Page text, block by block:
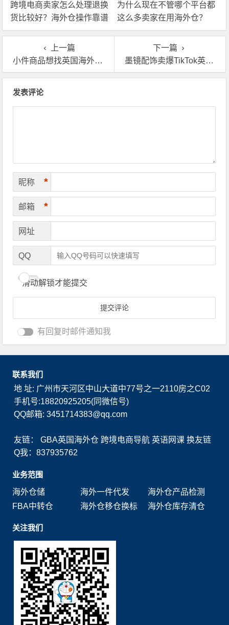
跨境电商卖家怎么处理退换
货比较好？海外仓操作靠谱
吗？
为什么现在不管哪个平台都
这么多卖家在用海外仓？
上一篇
小件商品想找英国海外仓合作？下面这几点你们一定要留意
下一篇
墨镜配饰卖爆TikTok英国站？海外仓一件代发全流程来了
发表评论
昵称 *
邮箱 *
网址
QQ
滑动解锁才能提交
有回复时邮件通知我
联系我们
地 址: 广州市天河区中山大道中77号之一2110房之C02
手机号:18820925205(同微信号)
QQ邮箱: 3451714383@qq.com
友链：GBA英国海外仓 跨境电商导航 英语网课 换友链
Q我：837935762
业务范围
海外仓储
海外一件代发
海外仓产品检测
FBA中转仓
海外仓移仓换标 海外仓库存清仓
关注我们